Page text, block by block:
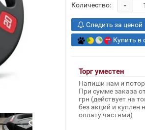
Количество: -
Следить за ценой
Купить в
Торг уместен
Напиши нам и
При сумме заказа
грн (действует на
без акций и куплен
оплату частями)